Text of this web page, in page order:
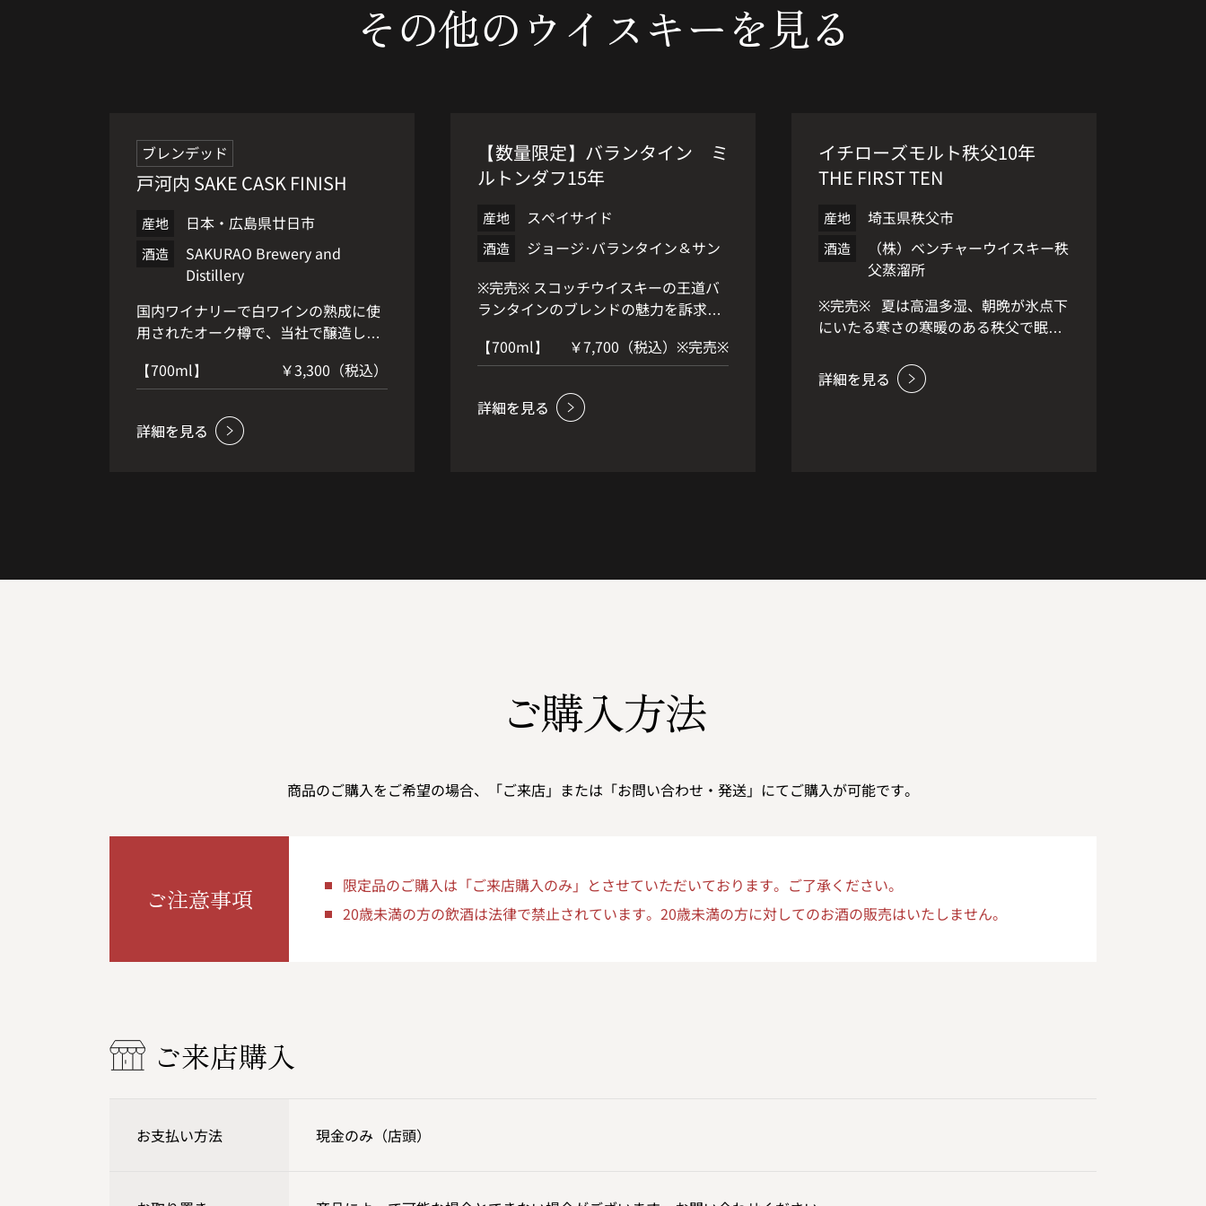
その他のウイスキーを見る
ブレンデッド
戸河内 SAKE CASK FINISH
産地 日本・広島県廿日市
酒造
SAKURAO Brewery and
Distillery
国内ワイナリーで白ワインの熟成に使
用されたオーク樽で、当社で醸造した
（Sake Cask）で戸河内ウイスキーを
後熟（ウッドフィニッシュ）させまし
た。白ワインやSakeに由来する軽やか
なフルーツの香りと適度な酸味にウッ
【700ml】 ￥3,300（税込）
【数量限定】バランタイン ミ
ルトンダフ15年
産地 スペイサイド
酒造
ジョージ･バランタイン＆サン
※完売※ スコッチウイスキーの王道バ
ランタインのブレンドの魅力を訴求す
ルモルトとして限定リリース！ バラン
タインの骨格をつかさどる、力強ささ
え感じさせるシングルモルト。 ほのか
にシナモンスパイスの味わいが加わっ
【700ml】 ￥7,700（税込）※完売※
イチローズモルト秩父10年
THE FIRST TEN
産地 埼玉県秩父市
酒造
（株）ベンチャーウイスキー秩
父蒸溜所
※完売※ 夏は高温多湿、朝晩が氷点下
にいたる寒さの寒暖のある秩父で眠り
に発売となります。 蒸留所が稼働し
てから12年。ラベルに年数表記された
るという事への感謝を感じながら、 飲
くれました。 その特徴をいかすため、
アルコール分高め、ノンチルフィルタ
かけてお楽しみください。
ご購入方法
商品のご購入をご希望の場合、「ご来店」または「お問い合わせ・発送」にてご購入が可能です。
ご注意事項
限定品のご購入は「ご来店購入のみ」とさせていただいております。ご了承ください。
20歳未満の方の飲酒は法律で禁止されています。20歳未満の方に対してのお酒の販売はいたしません。
ご来店購入
お支払い方法 現金のみ（店頭）